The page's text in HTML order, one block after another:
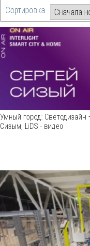
Сортировка
Умный город:
Сизым, LiDS - видео